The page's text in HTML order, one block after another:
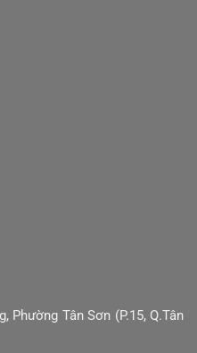
Phường Tân Sơn (P.15, Q.Tân